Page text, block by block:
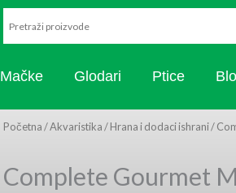
Mačke Glodari Ptice
Početna/Akvaristika/Hrana i dodaci ishrani/
Complete Gourmet